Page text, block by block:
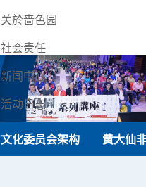
关於啬色园
社会责任
新闻中心
活动日志
联络我们
文化委员会架构 黄大仙